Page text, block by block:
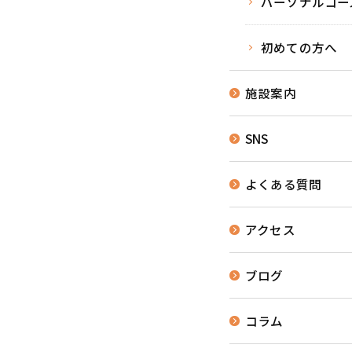
初めての方へ
施設案内
SNS
よくある質問
アクセス
ブログ
コラム